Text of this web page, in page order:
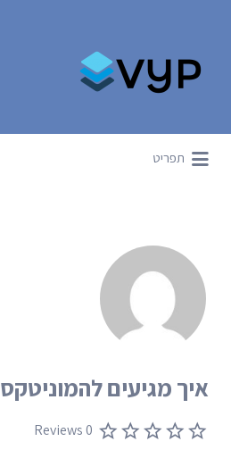
תפריט
איך מגיעים להמוניטקס
0 Reviews